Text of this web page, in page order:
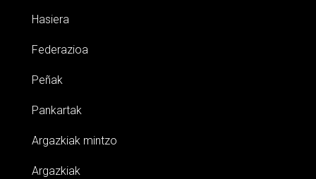
Hasiera
Federazioa
Peñak
Pankartak
Argazkiak mintzo
Argazkiak